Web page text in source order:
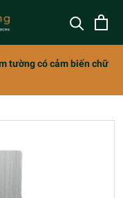
tường có cảm biến chữ